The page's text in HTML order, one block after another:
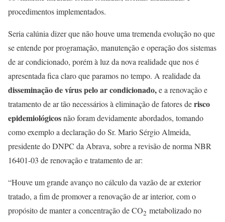
procedimentos implementados.
Seria calúnia dizer que não houve uma tremenda evolução no que
se entende por programação, manutenção e operação dos sistemas
de ar condicionado, porém à luz da nova realidade que nos é
apresentada fica claro que paramos no tempo. A realidade da
disseminação de vírus pelo ar condicionado,e a renovação e
tratamento de ar tão necessários à eliminação de fatores derisco
epidemiológicosnão foram devidamente abordados, tomando
como exemplo a declaração do Sr. Mario Sérgio Almeida,
presidente do DNPC da Abrava, sobre a revisão de norma NBR
16401-03 de renovação e tratamento de ar:
“Houve um grande avanço no cálculo da vazão de ar exterior
tratado, a fim de promover a renovação de ar interior, com o
propósito de manter a concentração de CO2 metabolizado no